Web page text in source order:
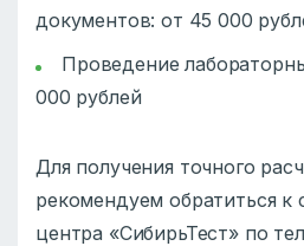
документов: от 45 000
Проведение
000 рублей
Для получения точного
рекомендуем обратиться к
центра «СибирьТест» по